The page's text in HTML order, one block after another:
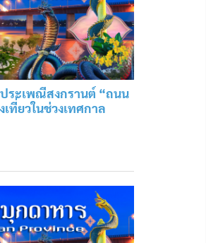
ระเพณีสงกรานต์ “ถนน
ที่ยวในช่วงเทศกาล